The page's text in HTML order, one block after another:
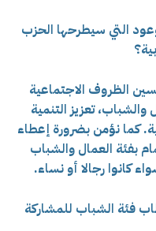
التي سيطرحها الحزب
الظروف الاجتماعية
تعزيز التنمية
كما نؤمن بضرورة إعطاء
بفئة العمال والشباب
كانوا رجالا أو نساء.
فئة الشباب للمشاركة